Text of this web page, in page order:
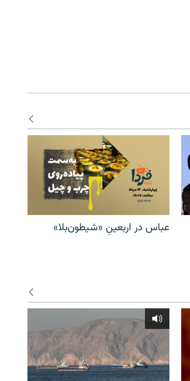
عباس در اربعینِ «شیطون‌بلا»